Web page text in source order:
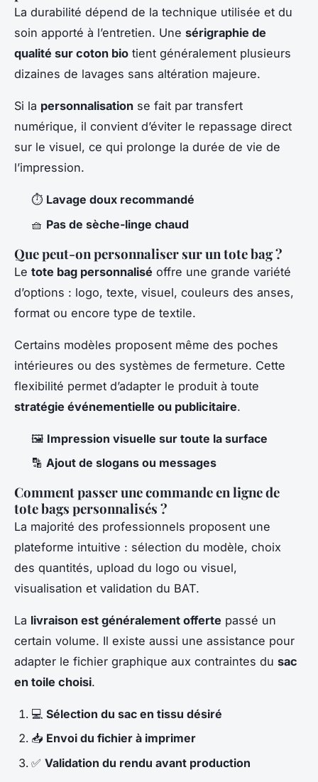
La durabilité dépend de la technique utilisée et du
soin apporté à l’entretien. Une sérigraphie de
qualité sur coton bio tient généralement plusieurs
dizaines de lavages sans altération majeure.
Si la personnalisation se fait par transfert
numérique, il convient d’éviter le repassage direct
sur le visuel, ce qui prolonge la durée de vie de
l’impression.
⏱️ Lavage doux recommandé
🧺 Pas de sèche-linge chaud
Que peut-on personnaliser sur un tote bag ?
Le tote bag personnalisé offre une grande variété
d’options : logo, texte, visuel, couleurs des anses,
format ou encore type de textile.
Certains modèles proposent même des poches
intérieures ou des systèmes de fermeture. Cette
flexibilité permet d’adapter le produit à toute
stratégie événementielle ou publicitaire.
🖼️ Impression visuelle sur toute la surface
🔡 Ajout de slogans ou messages
Comment passer une commande en ligne de
tote bags personnalisés ?
La majorité des professionnels proposent une
plateforme intuitive : sélection du modèle, choix
des quantités, upload du logo ou visuel,
visualisation et validation du BAT.
La livraison est généralement offerte passé un
certain volume. Il existe aussi une assistance pour
adapter le fichier graphique aux contraintes du sac
en toile choisi.
💻 Sélection du sac en tissu désiré
📥 Envoi du fichier à imprimer
✅ Validation du rendu avant production